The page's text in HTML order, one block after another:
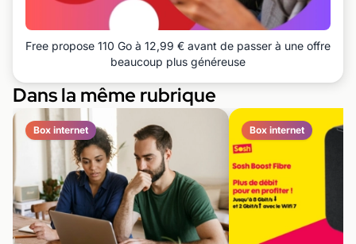
Free propose 110 Go à 12,99 € avant de passer à une offre
beaucoup plus généreuse
Dans la même rubrique
Box internet Box internet